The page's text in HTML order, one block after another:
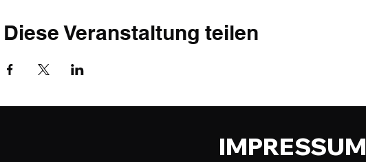
Diese Veranstaltung teilen
IMPRESSUM